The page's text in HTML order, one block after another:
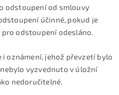
odstoupení od smlouvy
účinné, pokud je
odstoupení odesláno.
i oznámení, jehož převzetí bylo
vyzvednuto v úložní
nedoručitelné.